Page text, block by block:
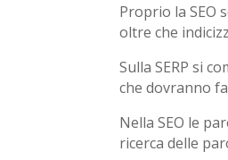
Proprio la SEO
oltre che
Sulla SERP si
che dovranno
Nella SEO le
ricerca delle